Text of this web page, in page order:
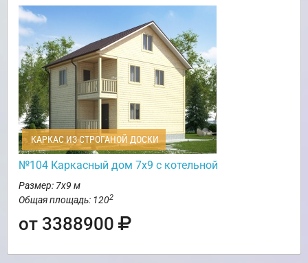
КАРКАС ИЗ СТРОГАНОЙ ДОСКИ
№104 Каркасный дом 7х9 с котельной
Размер: 7х9 м
Общая площадь: 1202
от 3388900